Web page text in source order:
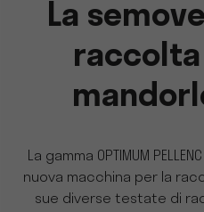
La
La gamma OPTIMUM
nuova macchina per la
sue diverse testate di